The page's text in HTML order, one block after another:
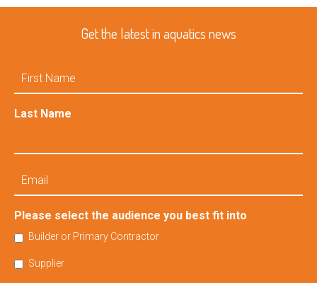
Get the latest in aquatics news
Name
Last Name
Please select the audience you best fit into
Builder or Primary Contractor
Supplier